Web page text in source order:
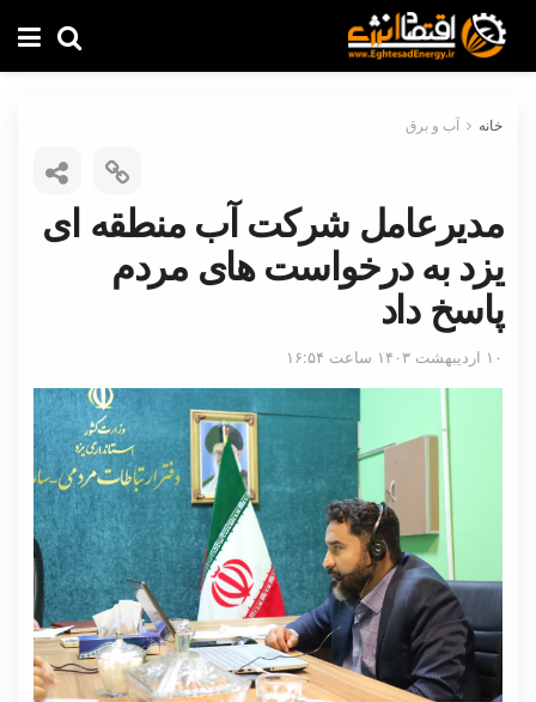
خانه آب و برق
مدیرعامل شرکت آب منطقه ای
یزد به درخواست های مردم
پاسخ داد
۱۰ اردیبهشت ۱۴۰۳ ساعت ۱۶:۵۴